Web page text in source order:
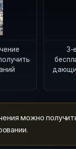
3-
можно